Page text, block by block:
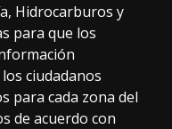
Hidrocarburos y
para que los
ciudadanos
para cada zona del
de acuerdo con